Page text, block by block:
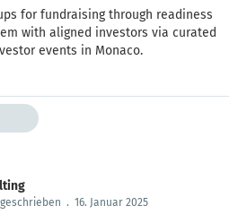
for fundraising through readiness
with aligned investors via curated
events in Monaco.
. 16. Januar 2025